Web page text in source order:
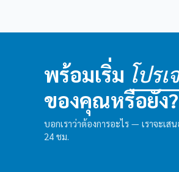
พร้อมเริ่ม โปร
ของคุณหรือยัง?
บอกเราว่าต้องการอะไร — เราจะเ
24 ชม.